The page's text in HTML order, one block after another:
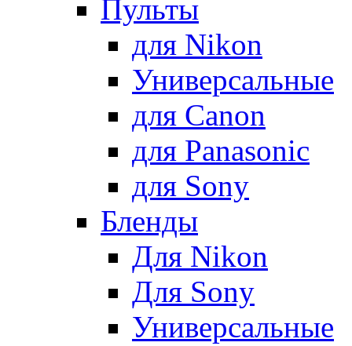
Пульты
для Nikon
Универсальные
для Canon
для Panasonic
для Sony
Бленды
Для Nikon
Для Sony
Универсальные